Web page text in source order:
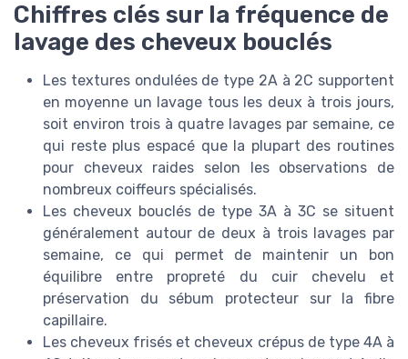
Chiffres clés sur la fréquence de
lavage des cheveux bouclés
Les textures ondulées de type 2A à 2C supportent
en moyenne un lavage tous les deux à trois jours,
soit environ trois à quatre lavages par semaine, ce
qui reste plus espacé que la plupart des routines
pour cheveux raides selon les observations de
nombreux coiffeurs spécialisés.
Les cheveux bouclés de type 3A à 3C se situent
généralement autour de deux à trois lavages par
semaine, ce qui permet de maintenir un bon
équilibre entre propreté du cuir chevelu et
préservation du sébum protecteur sur la fibre
capillaire.
Les cheveux frisés et cheveux crépus de type 4A à